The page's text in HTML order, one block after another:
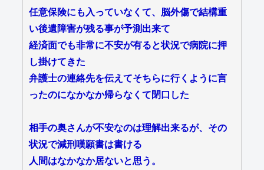
任意保険にも入っていなくて、脳外傷で結構重
い後遺障害が残る事が予測出来て
経済面でも非常に不安が有ると状況で病院に押
し掛けてきた
弁護士の連絡先を伝えてそちらに行くように言
ったのになかなか帰らなくて閉口した
相手の奥さんが不安なのは理解出来るが、その
状況で減刑嘆願書は書ける
人間はなかなか居ないと思う。